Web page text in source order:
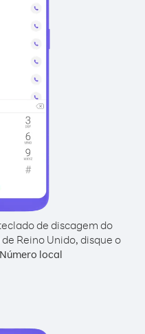
de discagem do
Reino Unido, disque o
Número local